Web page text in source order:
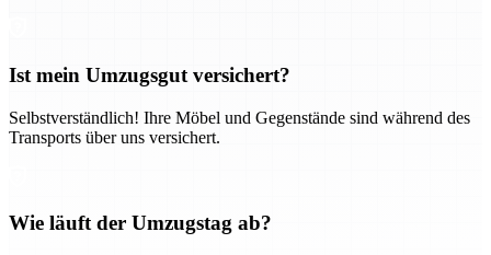
Ist mein Umzugsgut versichert?
Selbstverständlich! Ihre Möbel und Gegenstände sind während des
Transports über uns versichert.
Wie läuft der Umzugstag ab?